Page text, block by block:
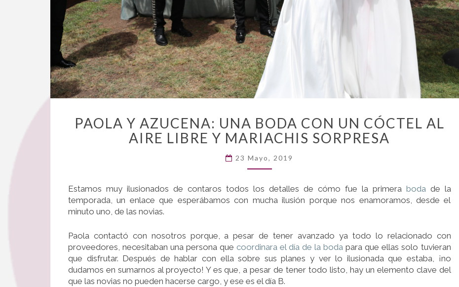
Y
AZUCENA:
BODA
UN
CÓCTEL
LIBRE
Y
MARIACHIS
SORPRESA
PAOLA Y AZUCENA: UNA BODA CON UN CÓCTEL AL
AIRE LIBRE Y MARIACHIS SORPRESA
23 Mayo, 2019
Estamos muy ilusionados de contaros todos los detalles de cómo fue la primera bodade la
temporada, un enlace que esperábamos con mucha ilusión porque nos enamoramos, desde el
minuto uno, de las novias.
Paola contactó con nosotros porque, a pesar de tener avanzado ya todo lo relacionado con
proveedores, necesitaban una persona que coordinara el día de la boda para que ellas solo tuvieran
que disfrutar. Después de hablar con ella sobre sus planes y ver lo ilusionada que estaba, ¡no
dudamos en sumarnos al proyecto! Y es que, a pesar de tener todo listo, hay un elemento clave del
que las novias no pueden hacerse cargo, y ese es el día B.